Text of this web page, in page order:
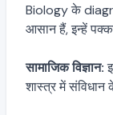
Biology के
आसान हैं, इन्हें
सामाजिक विज्ञान:
शास्त्र में